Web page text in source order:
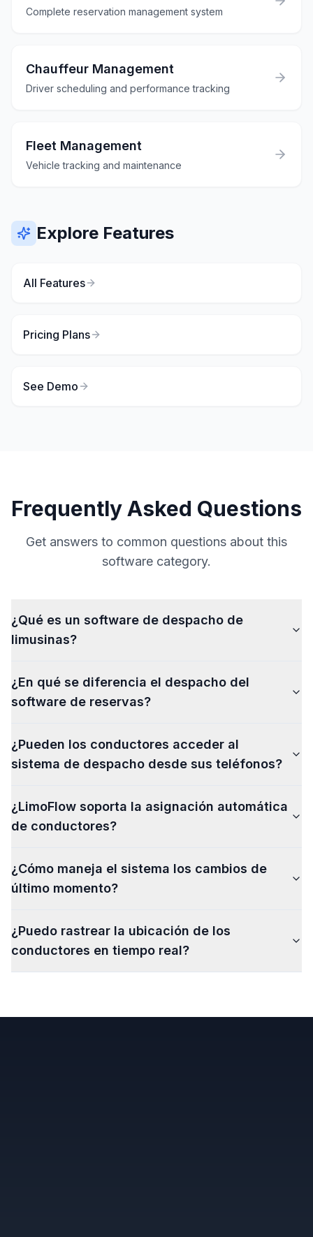
Complete reservation management system
Chauffeur Management
Driver scheduling and performance tracking
Fleet Management
Vehicle tracking and maintenance
Explore Features
All Features
Pricing Plans
See Demo
Frequently Asked Questions
Get answers to common questions about this
software category.
¿Qué es un software de despacho de
limusinas?
¿En qué se diferencia el despacho del
software de reservas?
¿Pueden los conductores acceder al
sistema de despacho desde sus teléfonos?
¿LimoFlow soporta la asignación automática
de conductores?
¿Cómo maneja el sistema los cambios de
último momento?
¿Puedo rastrear la ubicación de los
conductores en tiempo real?